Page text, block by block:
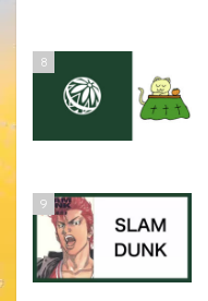
8
9